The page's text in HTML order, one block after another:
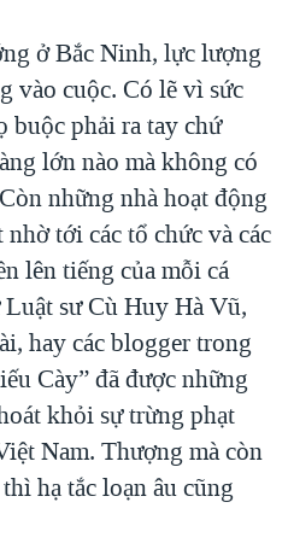
ở Bắc Ninh, lực lượng
vào cuộc. Có lẽ vì sức
buộc phải ra tay chứ
lớn nào mà không có
những nhà hoạt động
tới các tổ chức và các
lên tiếng của mỗi cá
sư Cù Huy Hà Vũ,
hay các blogger trong
Cày” đã được những
khỏi sự trừng phạt
Nam. Thượng mà còn
hạ tắc loạn âu cũng